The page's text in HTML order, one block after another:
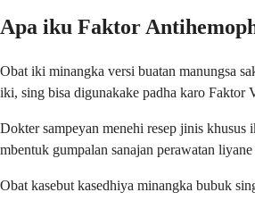
Apa iku Faktor
Obat iki minangka versi buatan manungsa
iki, sing bisa digunakake padha karo Faktor
Dokter sampeyan menehi resep jinis
mbentuk gumpalan sanajan perawatan
Obat kasebut kasedhiya minangka bubuk